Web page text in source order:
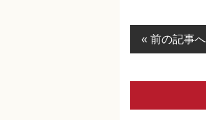
« 前の記事へ